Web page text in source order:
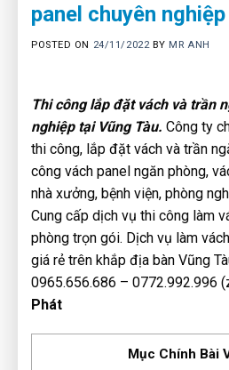
panel chuyên
POSTED ON 24/11/2022 BY MR ANH
Thi công lắp đặt vách và trần
nghiệp tại Vũng Tàu. Công ty
thi công, lắp đặt vách và trần
công vách panel ngăn phòng,
nhà xưởng, bệnh viện, phòng
Cung cấp dịch vụ thi công làm
phòng trọn gói. Dịch vụ làm
giá rẻ trên khắp địa bàn Vũng
0965.656.686 – 0772.992.996
Phát
Mục Chính Bài